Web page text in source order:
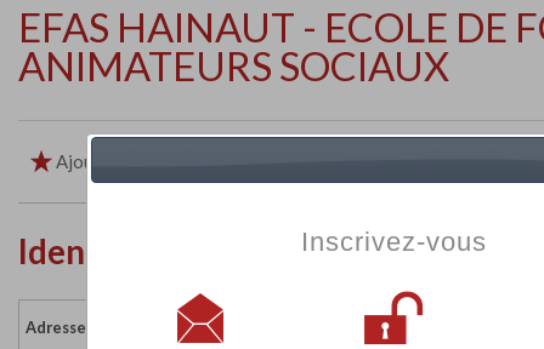
EFAS HAINAUT - ECOLE DE
ANIMATEURS SOCIAUX
Ajouter aux favoris
Identité de l'établissement
Adresse :
84 avenue Faidherbes
Inscrivez-vous